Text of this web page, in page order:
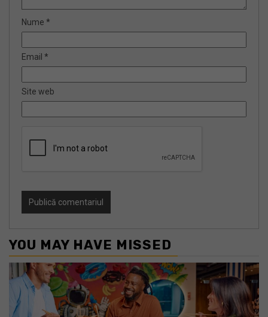
Nume *
Email *
Site web
YOU MAY HAVE MISSED